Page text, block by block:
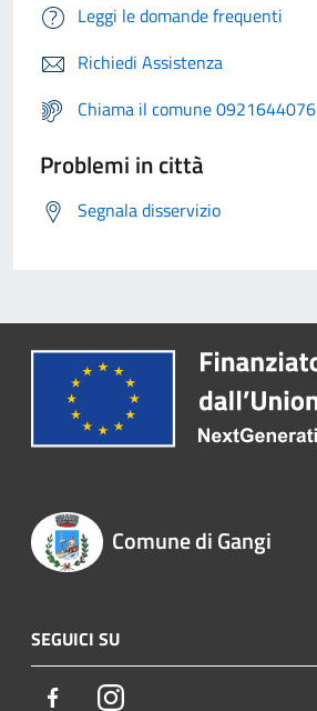
Leggi le domande frequenti
Richiedi Assistenza
Chiama il comune 0921644076
Problemi in città
Segnala disservizio
Comune di Gangi
SEGUICI SU
FacebookInstagram